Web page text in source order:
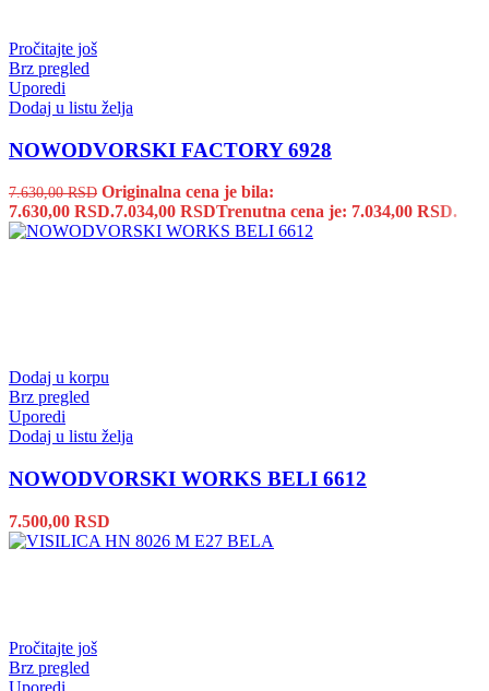
Pročitajte još
Brz pregled
Uporedi
Dodaj u listu želja
NOWODVORSKI FACTORY 6928
7.630,00RSD Originalna cena je bila:
7.630,00 RSD.7.034,00 RSDTrenutna cena je: 7.034,00 RSD.
Dodaj u korpu
Brz pregled
Uporedi
Dodaj u listu želja
NOWODVORSKI WORKS BELI 6612
7.500,00 RSD
Pročitajte još
Brz pregled
Uporedi